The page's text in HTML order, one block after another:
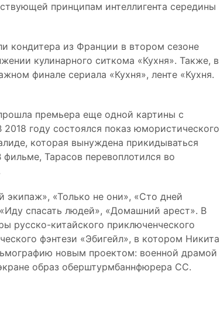
принципам интеллигента середины
кондитера из Франции в втором сезоне
кулинарного ситкома «Кухня». Также, в
финале сериала «Кухня», ленте «Кухня.
премьера еще одной картины с
году состоялся показ юмористического
которая вынуждена прикидываться
Тарасов перевоплотился во
экипаж», «Только не они», «Сто дней
спасать людей», «Домашний арест». В
русско-китайского приключенческого
фэнтези «Эбигейл», в котором Никита
новым проектом: военной драмой
образ оберштурмбаннфюрера СС.